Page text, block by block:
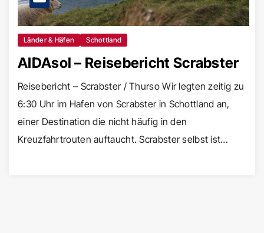
Länder & Häfen Schottland
AIDAsol – Reisebericht Scrabster
Reisebericht – Scrabster / Thurso Wir legten zeitig zu
6:30 Uhr im Hafen von Scrabster in Schottland an,
einer Destination die nicht häufig in den
Kreuzfahrtrouten auftaucht. Scrabster selbst ist…